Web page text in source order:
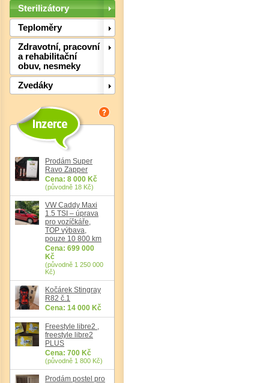
Sterilizátory
Teploměry
Zdravotní, pracovní
a rehabilitační
obuv, nesmeky
Zvedáky
Prodám Super
Ravo Zapper
Cena: 8 000 Kč
(původně 18 Kč)
VW Caddy Maxi
1.5 TSI – úprava
pro vozíčkáře,
TOP výbava,
pouze 10 800 km
Cena: 699 000
Kč
(původně 1 250 000
Kč)
Kočárek Stingray
R82 č.1
Cena: 14 000 Kč
Freestyle libre2 ,
freestyle libre2
PLUS
Cena: 700 Kč
(původně 1 800 Kč)
Prodám postel pro